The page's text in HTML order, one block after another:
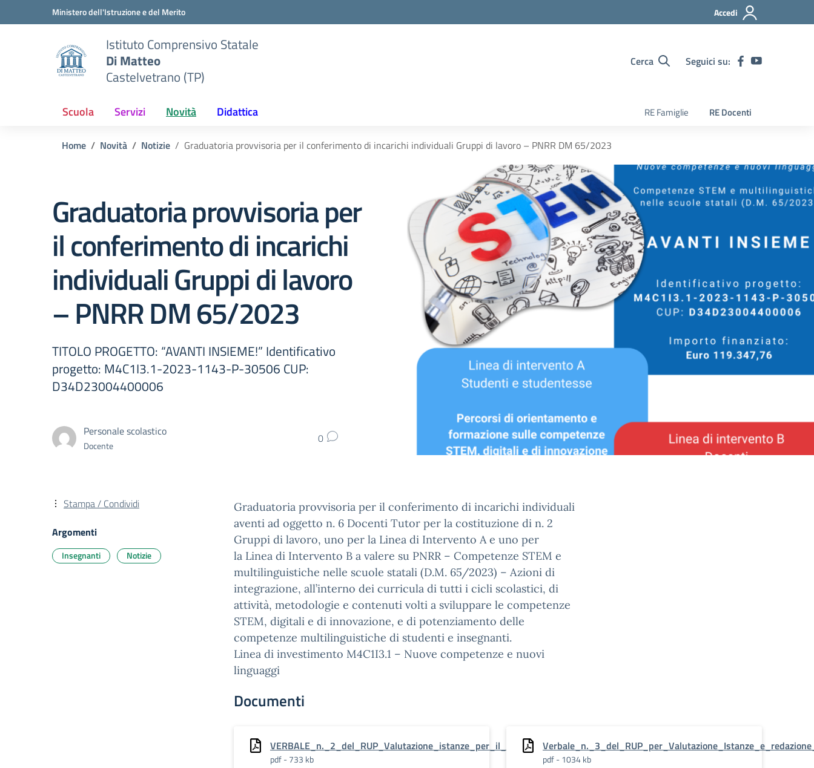
Vai ai contenuti
Vai al menu di navigazioneMinistero dell'Istruzione e del Merito Accedi
Istituto Comprensivo Statale
Di Matteo
Castelvetrano (TP)
Cerca Seguici su:
Scuola Servizi Novità Didattica RE Famiglie RE Docenti
Home Novità Notizie Graduatoria provvisoria per il conferimento di incarichi individuali Gruppi di lavoro – PNRR DM 65/2023
Graduatoria provvisoria per
il conferimento di incarichi
individuali Gruppi di lavoro
– PNRR DM 65/2023
TITOLO PROGETTO: “AVANTI INSIEME!” Identificativo
progetto: M4C1I3.1-2023-1143-P-30506 CUP:
D34D23004400006
Personale scolastico
Docente 0
Graduatoria provvisoria per il conferimento di incarichi individuali
aventi ad oggetto n. 6 Docenti Tutor per la costituzione di n. 2
Gruppi di lavoro, uno per la Linea di Intervento A e uno per
la Linea di Intervento B a valere su PNRR – Competenze STEM e
multilinguistiche nelle scuole statali (D.M. 65/2023) – Azioni di
integrazione, all’interno dei curricula di tutti i cicli scolastici, di
attività, metodologie e contenuti volti a sviluppare le competenze
STEM, digitali e di innovazione, e di potenziamento delle
competenze multilinguistiche di studenti e insegnanti.
Linea di investimento M4C1I3.1 – Nuove competenze e nuovi
linguaggi
Documenti
VERBALE_n._2_del_RUP_Valutazione_istanze_per_il_conferimento_di_incarichi_individuali.pdf.pades
pdf - 733 kb pdf - 1034 kb
Stampa / Condividi
Argomenti
Insegnanti Notizie